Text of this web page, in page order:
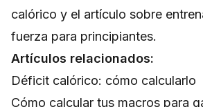
calórico y el artículo sobre
fuerza para principiantes.
Artículos relacionados:
Déficit calórico: cómo calcularlo
Cómo calcular tus macros para